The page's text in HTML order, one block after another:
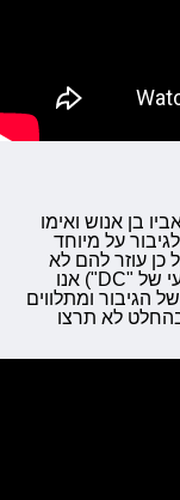
בן אנוש ואימו
על מיוחד
כן עוזר להם לא
מעט. בסרט "אקווה מן" (ששייך ליקום הקולנועי של "DC") אנו
הגיבור ומתלווים
לא תרצו